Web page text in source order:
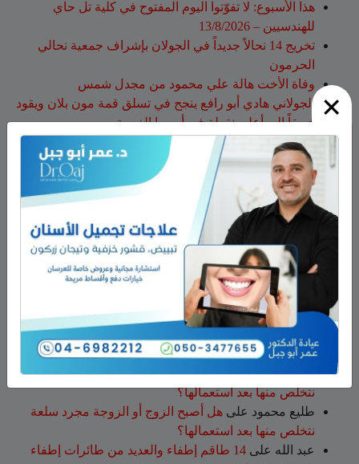
×
هذا الأسبوع: لا تفوّتوا اليوم المفتوح في كلية تل حاي
للهندسيين – 13/8/2026
تخريج 14 نحالاً جديداً في الجولان بإشراف جمعية نحالي
الحرمون
وفاة الأخت هالة علي محمود من مجدل شمس
الجولاني هادي أبو رافع ينجح في تسلق قمة مون بلان ويقود
فريقاً إلى أعلى نقطة في أوروبا الغربية
جمعية نحالي الحرمون تستضيف يوماً إرشادياً مهماً حول
مكافحة الآفات التي تصيب خلايا النحل
أحدث التعليقات
على
تخريج 14 نحالاً جديداً في الجولان بإشراف
جمعية نحالي الحرمون
عزاتعلى
تخريج 14 نحالاً جديداً في الجولان بإشراف
جمعية نحالي الحرمون
عقاب ابو شاهينعلىالجولاني هادي أبو رافع ينجح في
تسلق قمة مون بلان ويقود فريقاً إلى أعلى نقطة في أوروبا
الغربية
سلمان أبو عوادعلىهل أصبح الزوج أو الزوجة مجرد سلعة
نتخلص منها بعد استعمالها؟
طليع محمود على هل أصبح الزوج أو الزوجة مجرد سلعة
نتخلص منها بعد استعمالها؟
عبد الله على
14 طاقم إطفاء والعديد من طائرات إطفاء